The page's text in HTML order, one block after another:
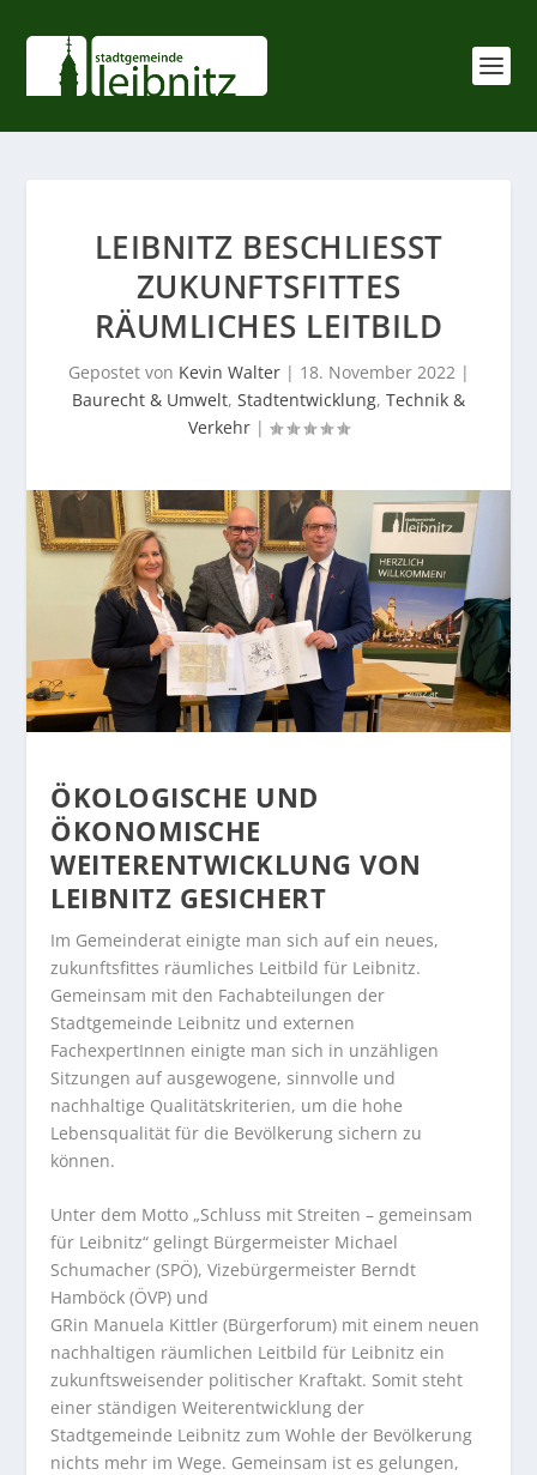
LEIBNITZ BESCHLIESST Z
UKUNFTSFITTES R
ÄUMLICHES LEITBILD
Gepostet von Kevin Walter| 18. November 2022|
Baurecht & Umwelt, Stadtentwicklung, Technik &
Verkehr |
ÖKOLOGISCHE UND
ÖKONOMISCHE
WEITERENTWICKLUNG VON
LEIBNITZ GESICHERT
Im Gemeinderat einigte man sich auf ein neues,
zukunftsfittes räumliches Leitbild für Leibnitz.
Gemeinsam mit den Fachabteilungen der
Stadtgemeinde Leibnitz und externen
FachexpertInnen einigte man sich in unzähligen
Sitzungen auf ausgewogene, sinnvolle und
nachhaltige Qualitätskriterien, um die hohe
Lebensqualität für die Bevölkerung sichern zu
können.
Unter dem Motto „Schluss mit Streiten – gemeinsam
für Leibnitz“ gelingt Bürgermeister Michael
Schumacher (SPÖ), Vizebürgermeister Berndt
Hamböck (ÖVP) und
GRin Manuela Kittler (Bürgerforum) mit einem neuen
nachhaltigen räumlichen Leitbild für Leibnitz ein
zukunftsweisender politischer Kraftakt. Somit steht
einer ständigen Weiterentwicklung der
Stadtgemeinde Leibnitz zum Wohle der Bevölkerung
nichts mehr im Wege. Gemeinsam ist es gelungen,